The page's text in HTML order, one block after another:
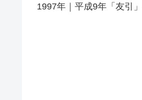
1997年｜平成9年「友引